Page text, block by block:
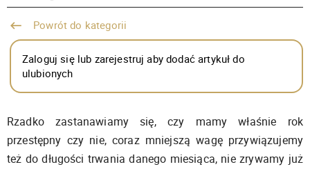
Powrót do kategorii
Zaloguj się lub zarejestruj aby dodać artykuł do
ulubionych
Rzadko zastanawiamy się, czy mamy właśnie rok
przestępny czy nie, coraz mniejszą wagę przywiązujemy
też do długości trwania danego miesiąca, nie zrywamy już